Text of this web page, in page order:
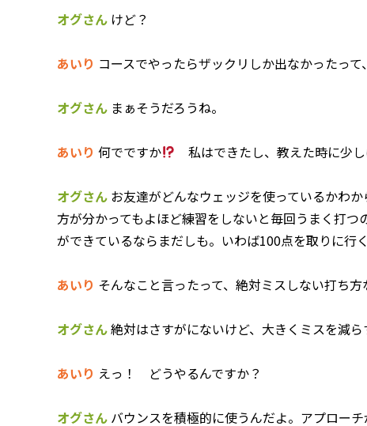
オグさん けど？
あいり コースでやったらザックリしか出なかったって
オグさん まぁそうだろうね。
あいり 何でですか 私はできたし、教えた時に少し
オグさん お友達がどんなウェッジを使っているかわ
方が分かってもよほど練習をしないと毎回うまく打
ができているならまだしも。いわば100点を取りに行
あいり そんなこと言ったって、絶対ミスしない打ち
オグさん絶対はさすがにないけど、大きくミスを減ら
あいり えっ！ どうやるんですか？
オグさん バウンスを積極的に使うんだよ。アプロー